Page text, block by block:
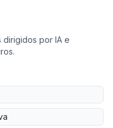
dirigidos por IA e